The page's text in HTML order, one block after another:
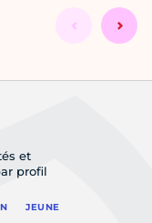
et
profil
JEUNE